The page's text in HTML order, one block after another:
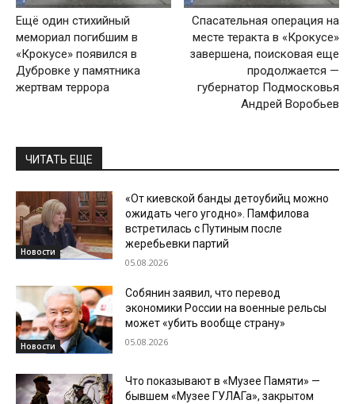
Ещё один стихийный
мемориал погибшим в
«Крокусе» появился в
Дубровке у памятника
жертвам террора
Спасательная операция на
месте теракта в «Крокусе»
завершена, поисковая еще
продолжается —
губернатор Подмосковья
Андрей Воробьев
ЧИТАТЬ ЕЩЕ
Новости
«От киевской банды детоубийц можно
ожидать чего угодно». Памфилова
встретилась с Путиным после
жеребьевки партий
05.08.2026
Новости
Собянин заявил, что перевод
экономики России на военные рельсы
может «убить вообще страну»
05.08.2026
Что показывают в «Музее Памяти» —
бывшем «Музее ГУЛАГа», закрытом